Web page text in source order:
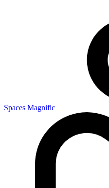
Spaces Magnific